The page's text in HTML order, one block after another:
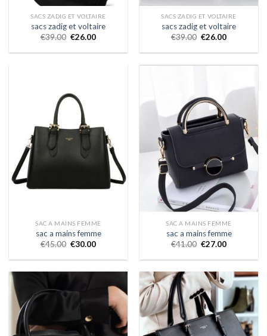
SACS ZADIG ET VOLTAIRE
sacs zadig et voltaire
€39.00 €26.00
SACS ZADIG ET VOLTAIRE
sacs zadig et voltaire
€39.00 €26.00
SAC A MAINS FEMME
sac a mains femme
€45.00 €30.00
SAC A MAINS FEMME
sac a mains femme
€41.00 €27.00